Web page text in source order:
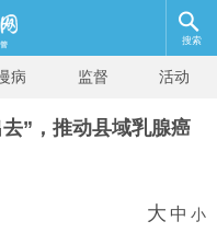
搜索
病 监督 活动
”，推动县域乳腺癌
大 中 小